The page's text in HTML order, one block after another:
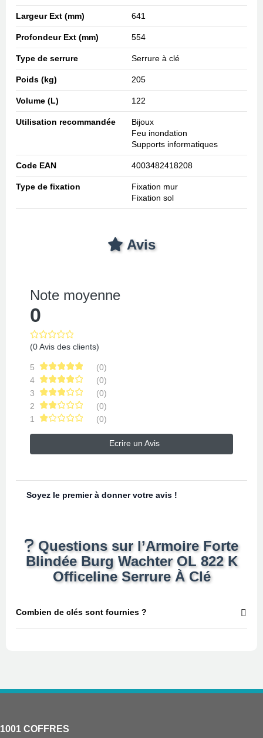
Largeur Ext (mm) 641
Profondeur Ext (mm) 554
Type de serrure Serrure à clé
Poids (kg) 205
Volume (L) 122
Utilisation recommandée
Bijoux
Feu inondation
Supports informatiques
Code EAN 4003482418208
Type de fixation
Fixation mur
Fixation sol
Avis
Note moyenne
0
(0 Avis des clients)
5
(0)
4
(0)
3
(0)
2
(0)
1
(0)
Ecrire un Avis
Soyez le premier à donner votre avis !
Questions sur l’Armoire Forte
Blindée Burg Wachter OL 822 K
Officeline Serrure À Clé
Combien de clés sont fournies ?
1001 COFFRES